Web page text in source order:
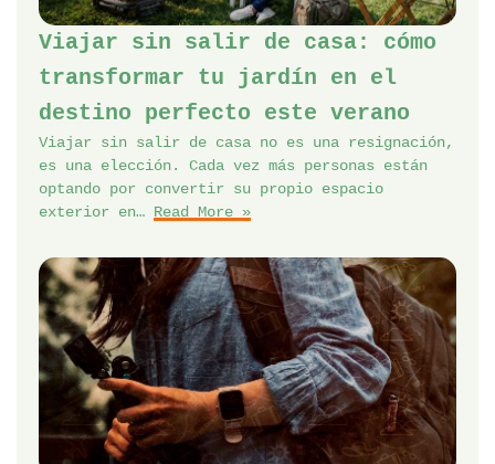
Viajar sin salir de casa: cómo
transformar tu jardín en el
destino perfecto este verano
Viajar sin salir de casa no es una resignación,
es una elección. Cada vez más personas están
optando por convertir su propio espacio
exterior en… Read More »